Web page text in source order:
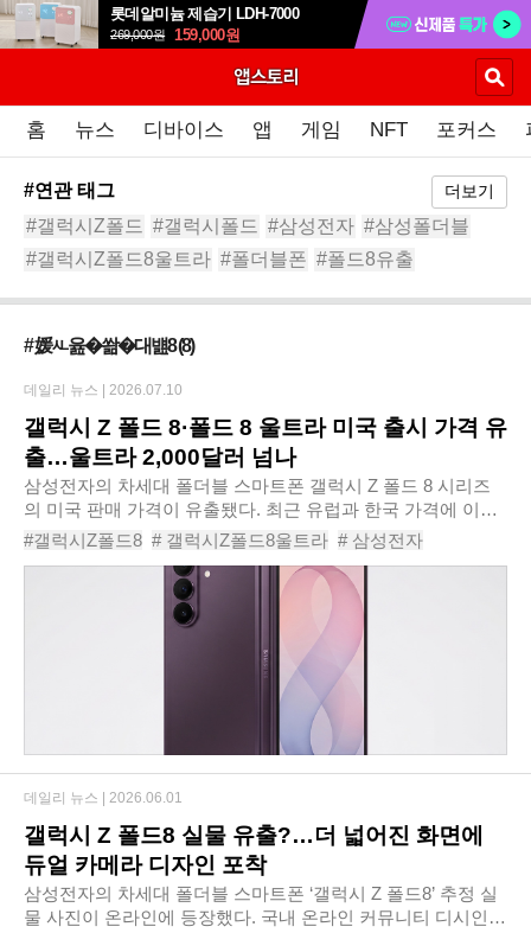
롯데알미늄 제습기 LDH-7000
269,000원 159,000원
홈 뉴스 디바이스 앱 게임 NFT 포커스
#연관 태그 더보기
#갤럭시Z폴드 #갤럭시폴드 #삼성전자 #삼성폴더블
#갤럭시Z폴드8울트라 #폴더블폰 #폴드8유출
# 媛ㅻ윮�쏾�대뱶8(8)
갤럭시 Z 폴드 8·폴드 8 울트라 미국 출시 가격 유
출…울트라 2,000달러 넘나
삼성전자의 차세대 폴더블 스마트폰 갤럭시 Z 폴드 8 시리즈
의 미국 판매 가격이 유출됐다. 최근 유럽과 한국 가격에 이어
미국 가격까지 잇따라 알려지면서 오는 22일 열리는 갤럭시 언
팩 행사에서 공개될 신제품의 가격 윤..
#갤럭시Z폴드8 # 갤럭시Z폴드8울트라 # 삼성전자
# 갤럭시언팩 # 갤럭시폴더블 # 갤럭시Z폴드8가격
# 갤럭시Z폴드8출시 # 삼성신제품
# 폴더블스마트폰
# 갤럭시Z폴드8루머
데일리 뉴스 | 2026.07.10
갤럭시 Z 폴드8 실물 유출?…더 넓어진 화면에
듀얼 카메라 디자인 포착
삼성전자의 차세대 폴더블 스마트폰 ‘갤럭시 Z 폴드8’ 추정 실
물 사진이 온라인에 등장했다. 국내 온라인 커뮤니티 디시인사
데일리 뉴스 | 2026.06.01